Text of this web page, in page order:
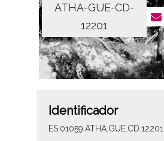
ATHA-GUE-CD-
12201
Identificador
ES.01059.ATHA.GUE.CD.12201